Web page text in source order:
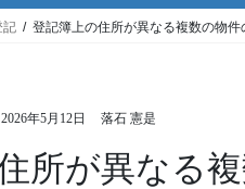
記 登記簿上の住所が異なる複数の物件
2026年5月12日 落石 憲是
所が異なる